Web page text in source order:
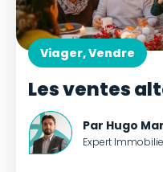
Viager, Vendre
Les ventes
Par Hugo
Expert